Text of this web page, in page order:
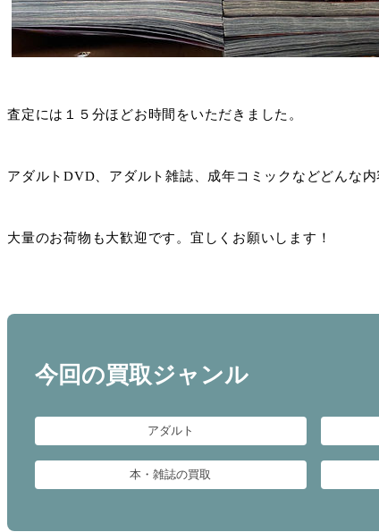
査定には１５分ほどお時間をいただきました。
アダルトDVD、アダルト雑誌、成年コミックなどどんな
大量のお荷物も大歓迎です。宜しくお願いします！
今回の買取ジャンル
アダルト
本・雑誌の買取